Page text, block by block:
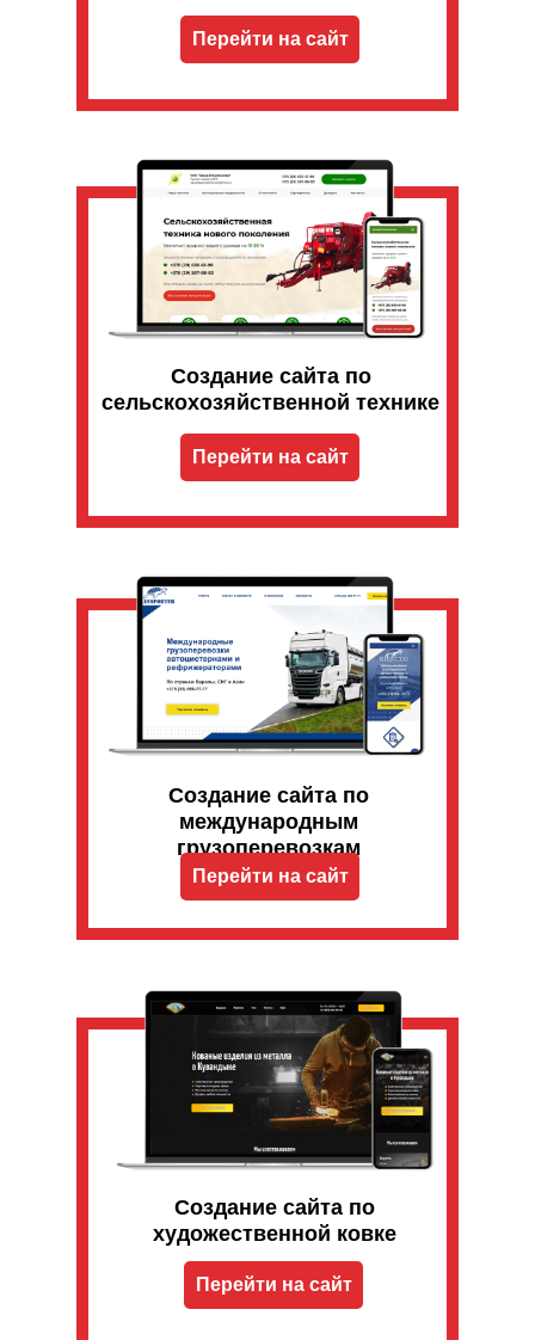
Создание сайта по
сельскохозяйственной технике
Перейти на сайт
Создание сайта по
художественной ковке
Перейти на сайт
Перейти на сайт
Создание сайта по
международным
грузоперевозкам
Перейти на сайт